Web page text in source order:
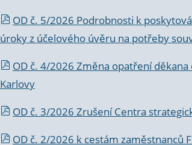
OD č. 5/2026 Podrobnosti k
úroky z účelového úvěru na potřeby
OD č. 4/2026 Změna opatření
Karlovy
OD č. 3/2026 Zrušení Centra
OD č. 2/2026 k cestám zaměstnanců